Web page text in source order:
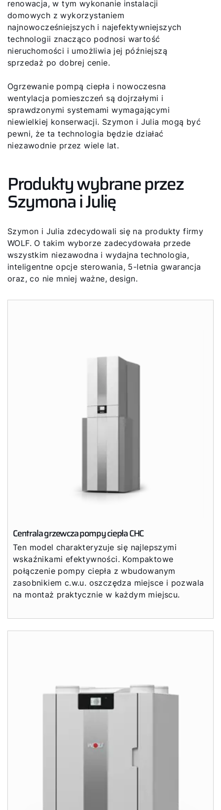
renowacja, w tym wykonanie instalacji
domowych z wykorzystaniem
najnowocześniejszych i najefektywniejszych
technologii znacząco podnosi wartość
nieruchomości i umożliwia jej późniejszą
sprzedaż po dobrej cenie.
Ogrzewanie pompą ciepła i nowoczesna
wentylacja pomieszczeń są dojrzałymi i
sprawdzonymi systemami wymagającymi
niewielkiej konserwacji. Szymon i Julia mogą być
pewni, że ta technologia będzie działać
niezawodnie przez wiele lat.
Produkty wybrane przez
Szymona i Julię
Szymon i Julia zdecydowali się na produkty firmy
WOLF. O takim wyborze zadecydowała przede
wszystkim niezawodna i wydajna technologia,
inteligentne opcje sterowania, 5-letnia gwarancja
oraz, co nie mniej ważne, design.
Centrala grzewcza pompy ciepła CHC
Ten model charakteryzuje się najlepszymi
wskaźnikami efektywności. Kompaktowe
połączenie pompy ciepła z wbudowanym
zasobnikiem c.w.u. oszczędza miejsce i pozwala
na montaż praktycznie w każdym miejscu.